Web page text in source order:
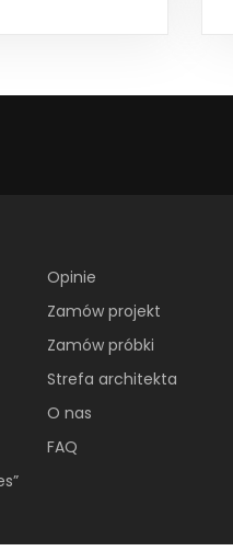
Opinie
Zamów projekt
Zamów próbki
Strefa architekta
O nas
FAQ